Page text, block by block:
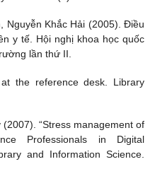
Nguyễn Khắc Hải (2005). Điều
y tế. Hội nghị khoa học quốc
lần thứ II.
the reference desk. Library
“Stress management of
Professionals in Digital
and Information Science.